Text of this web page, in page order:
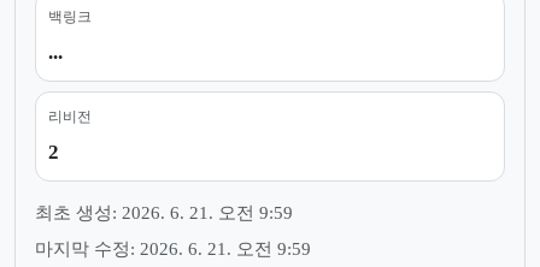
백링크
...
리비전
2
최초 생성: 2026. 6. 21. 오전 9:59
마지막 수정: 2026. 6. 21. 오전 9:59